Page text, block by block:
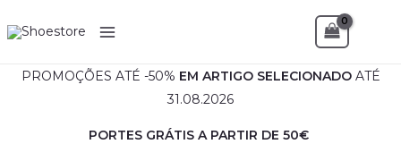
to
PROMOÇÕES ATÉ -50% EM ARTIGO SELECIONADO ATÉ
31.08.2026
PORTES GRÁTIS A PARTIR DE 50€